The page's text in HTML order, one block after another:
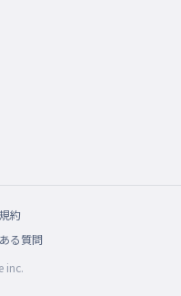
約
る質問
inc.